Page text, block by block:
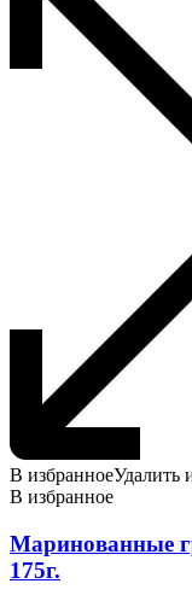
В избранноеУдалить
В избранное
Маринованные
175г.